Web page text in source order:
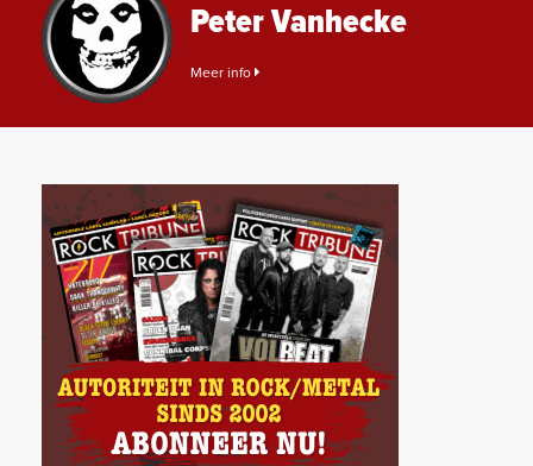
Peter Vanhecke
Meer info